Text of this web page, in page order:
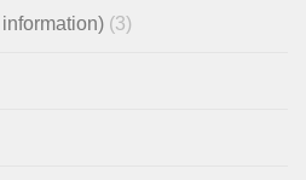
(3)